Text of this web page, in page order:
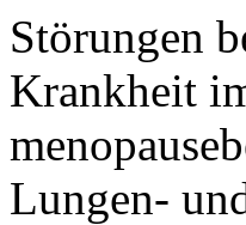
Störungen
Krankheit
Lungen-